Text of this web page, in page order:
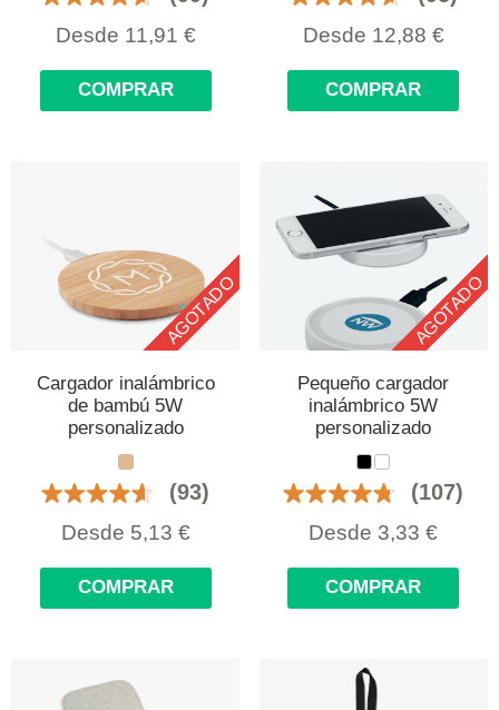
Desde 11,91 €
COMPRAR
Desde 12,88 €
COMPRAR
AGOTADO
Cargador inalámbrico
de bambú 5W
personalizado
(93)
Desde 5,13 €
COMPRAR
AGOTADO
Pequeño cargador
inalámbrico 5W
personalizado
(107)
Desde 3,33 €
COMPRAR